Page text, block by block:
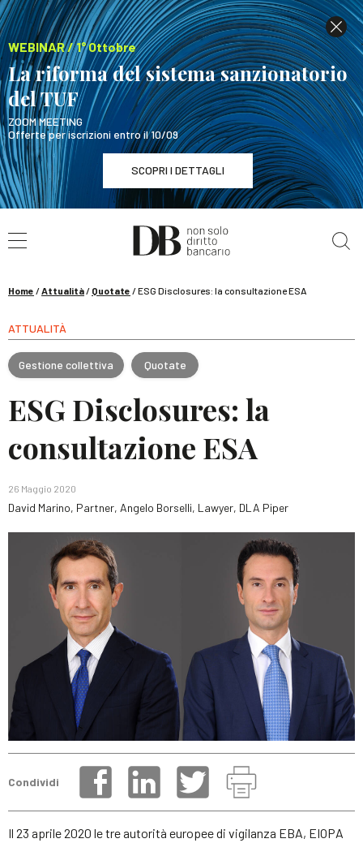
WEBINAR / 1° Ottobre
La riforma del sistema sanzionatorio
del TUF
ZOOM MEETING
Offerte per iscrizioni entro il 10/09
SCOPRI I DETTAGLI
WEBINAR / 1° Ottobre
La riforma del sistema sanzionatorio del TUF
Home /Attualità/ Quotate /ESG Disclosures: la consultazione ESA
ATTUALITÀ
Gestione collettiva Quotate
ESG Disclosures: la
consultazione ESA
26 Maggio 2020
David Marino, Partner, Angelo Borselli, Lawyer, DLA Piper
Condividi
Il 23 aprile 2020 le tre autorità europee di vigilanza EBA, EIOPA